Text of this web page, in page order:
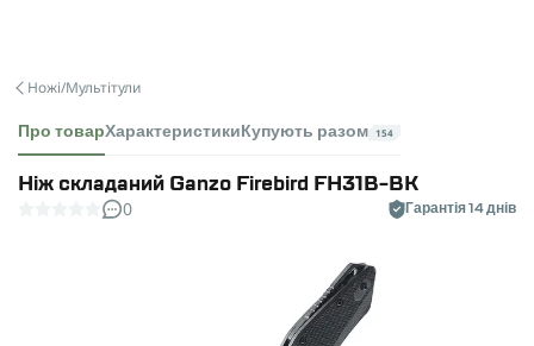
Ножі/Мультітули
Про товарХарактеристики Купують разом 154
Нiж складаний Ganzo Firebird FH31B-BK
0 Гарантія 14 днів